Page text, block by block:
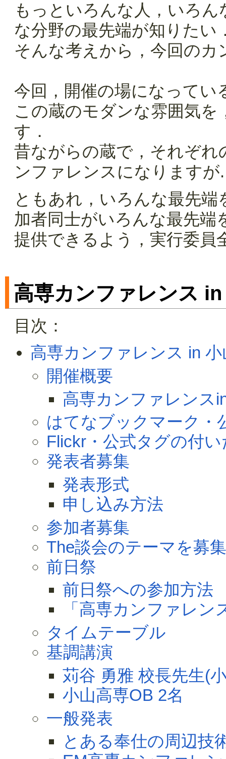
もっといろんな人，いろ
な分野の最先端が知りたい
そんな考えから，今回の
今回，開催の場になってい
この蔵のモダンな雰囲気
す．
昔ながらの蔵で，それぞ
ンファレンスになりますが
ともあれ，いろんな最先
加者同士がいろんな最先
提供できるよう，実行委員
高専カンファレンス
目次：
高専カンファレンス in
開催概要
高専カンファレンス
はてなブックマーク・
Flickr・公式タグの付
発表者募集
発表形式
申し込み方法
参加者募集
The談会のテーマを募集
前日祭
前日祭への参加方法
「高専カンファレ
タイムテーブル
基調講演
苅谷 勇雅 校長先生(
小山高専OB 2名
一般発表
とある奉仕の周辺技